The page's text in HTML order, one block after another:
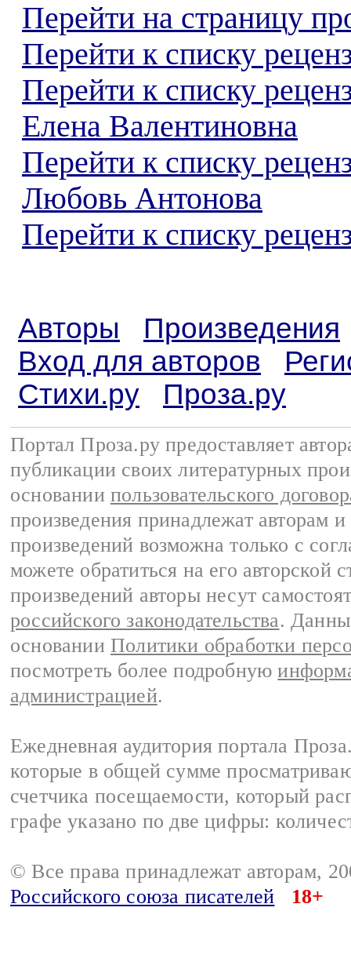
Перейти на страницу
Перейти к списку
Перейти к списку
Елена Валентиновна
Перейти к списку
Любовь Антонова
Перейти к списку
Авторы
Произведения
Вход для авторов
Стихи.ру
Проза.ру
Портал Проза.ру предоставляет
публикации своих литературных
основании пользовательского
произведения принадлежат авторам
произведений возможна только с
можете обратиться на его авторской
произведений авторы несут
российского законодательства.
основании Политики обработки
посмотреть более подробную
администрацией.
Ежедневная аудитория портала
которые в общей сумме
счетчика посещаемости, который
графе указано по две цифры:
© Все права принадлежат авторам,
Российского союза писателей
18+